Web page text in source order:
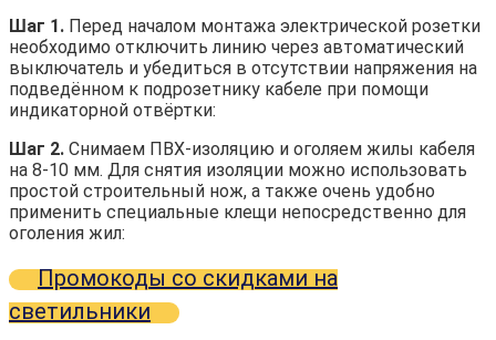
Шаг 1. Перед началом монтажа электрической розетки
необходимо отключить линию через автоматический
выключатель и убедиться в отсутствии напряжения на
подведённом к подрозетнику кабеле при помощи
индикаторной отвёртки:
Шаг 2. Снимаем ПВХ-изоляцию и оголяем жилы кабеля
на 8-10 мм. Для снятия изоляции можно использовать
простой строительный нож, а также очень удобно
применить специальные клещи непосредственно для
оголения жил:
Промокоды со скидками на
светильники